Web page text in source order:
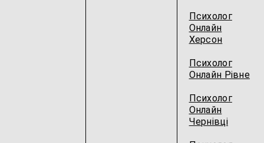
Психолог
Онлайн
Херсон
Психолог
Онлайн Рівне
Психолог
Онлайн
Чернівці